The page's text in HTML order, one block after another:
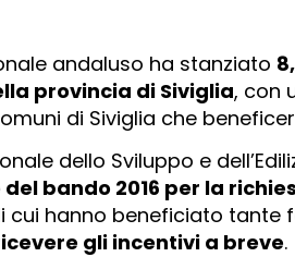
andaluso ha stanziato
provincia di Siviglia, con
di Siviglia che
dello Sviluppo e
bando 2016 per la
cui hanno beneficiato tante
gli incentivi a breve.